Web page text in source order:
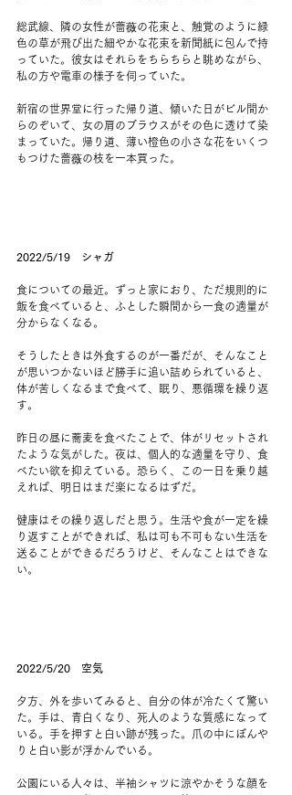
総武線、隣の女性が薔薇の花束と、触覚のように緑
色の草が飛び出た細やかな花束を新聞紙に包んで持
っていた。彼女はそれらをちらちらと眺めながら、
私の方や電車の様子を伺っていた。
新宿の世界堂に行った帰り道、傾いた日がビル間か
らのぞいて、女の肩のブラウスがその色に透けて染
まっていた。帰り道、薄い橙色の小さな花をいくつ
もつけた薔薇の枝を一本買った。
2022/5/19　シャガ
食についての最近。ずっと家におり、ただ規則的に
飯を食べていると、ふとした瞬間から一食の適量が
分からなくなる。
そうしたときは外食するのが一番だが、そんなこと
が思いつかないほど勝手に追い詰められていると、
体が苦しくなるまで食べて、眠り、悪循環を繰り返
す。
昨日の昼に蕎麦を食べたことで、体がリセットされ
たような気がした。夜は、個人的な適量を守り、食
べたい欲を抑えている。恐らく、この一日を乗り越
えれば、明日はまだ楽になるはずだ。
健康はその繰り返しだと思う。生活や食が一定を繰
り返すことができれば、私は可も不可もない生活を
送ることができるだろうけど、そんなことはできな
い。
2022/5/20　空気
夕方、外を歩いてみると、自分の体が冷たくて驚い
た。手は、青白くなり、死人のような質感になって
いる。手を押すと白い跡が残った。爪の中にぼんや
りと白い影が浮かんでいる。
公園にいる人々は、半袖シャツに涼やかそうな顔を